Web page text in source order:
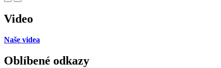
Video
Naše videa
Oblíbené odkazy